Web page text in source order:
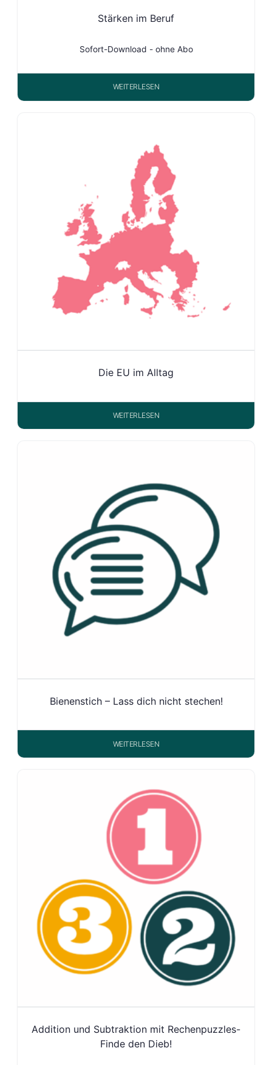
Stärken im Beruf
Sofort-Download - ohne Abo
WEITERLESEN
Die EU im Alltag
WEITERLESEN
Bienenstich – Lass dich nicht stechen!
WEITERLESEN
Addition und Subtraktion mit Rechenpuzzles-
Finde den Dieb!